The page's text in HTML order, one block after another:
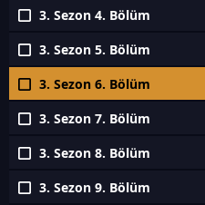
3. Sezon 4. Bölüm
3. Sezon 5. Bölüm
3. Sezon 6. Bölüm
3. Sezon 7. Bölüm
3. Sezon 8. Bölüm
3. Sezon 9. Bölüm